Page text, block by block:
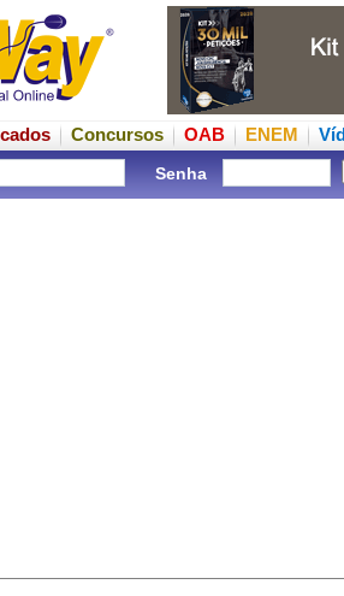
Concursos OAB ENEM
Senha